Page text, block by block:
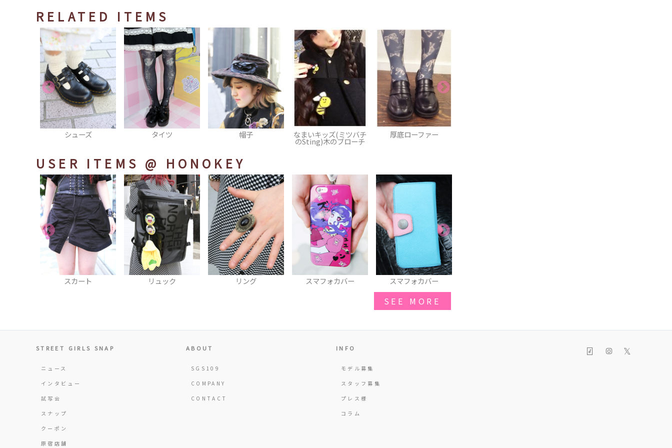
RELATED ITEMS
タイツ 帽子 なまいキッズ(ミツバチ
のSting)木のブローチ
厚底ローファー チョーカー
USER ITEMS @ HONOKEY
リュック リング スマフォカバー スマフォカバー ワンピース
SEE MORE
STREET GIRLS SNAP
ニュース
インタビュー
試写会
スナップ
クーポン
原宿店舗
ABOUT
SGS109
COMPANY
CONTACT
INFO
モデル募集
スタッフ募集
プレス様
コラム
𝕏